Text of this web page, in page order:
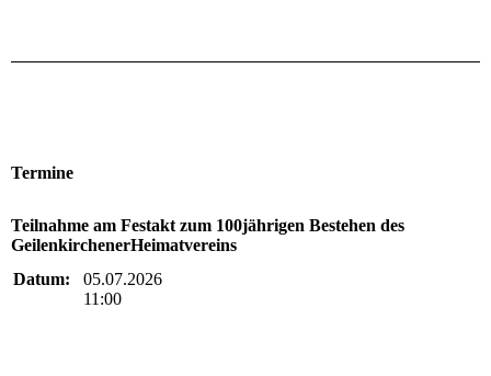
Termine
Teilnahme am Festakt zum 100jährigen Bestehen des
GeilenkirchenerHeimatvereins
Datum:
05.07.2026
11:00